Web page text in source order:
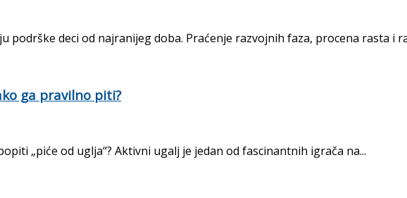
deci od najranijeg doba. Praćenje razvojnih faza, procena rasta i
ga pravilno piti?
„piće od uglja“? Aktivni ugalj je jedan od fascinantnih igrača na...